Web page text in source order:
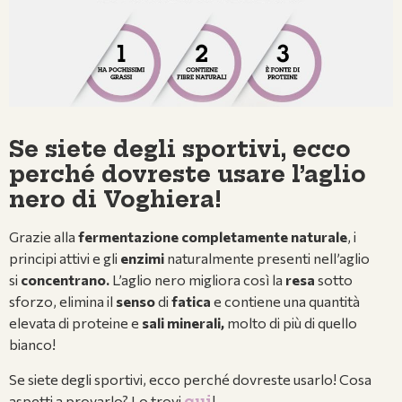
Se siete degli sportivi, ecco
perché dovreste usare l’aglio
nero di Voghiera!
Grazie alla fermentazione completamente naturale, i
principi attivi e gli enzimi naturalmente presenti nell’aglio
si concentrano. L’aglio nero migliora così la resa sotto
sforzo, elimina il sensodi fatica e contiene una quantità
elevata di proteine e sali minerali, molto di più di quello
bianco!
Se siete degli sportivi, ecco perché dovreste usarlo! Cosa